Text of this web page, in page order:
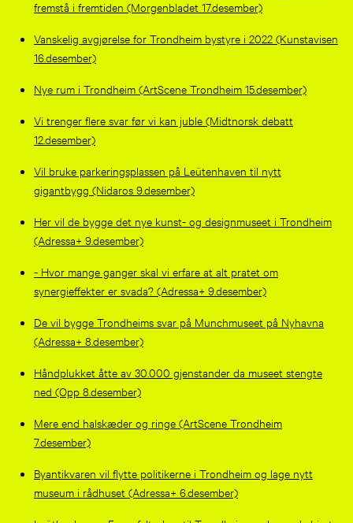
fremstå i fremtiden (Morgenbladet 17.desember)
Vanskelig avgjørelse for Trondheim bystyre i 2022 (Kunstavisen
16.desember)
Nye rum i Trondheim (ArtScene Trondheim 15.desember)
Vi trenger flere svar før vi kan juble (Midtnorsk debatt
12.desember)
Vil bruke parkeringsplassen på Leütenhaven til nytt
gigantbygg (Nidaros 9.desember)
Her vil de bygge det nye kunst- og designmuseet i Trondheim
(Adressa+ 9.desember)
- Hvor mange ganger skal vi erfare at alt pratet om
synergieffekter er svada? (Adressa+ 9.desember)
De vil bygge Trondheims svar på Munchmuseet på Nyhavna
(Adressa+ 8.desember)
Håndplukket åtte av 30.000 gjenstander da museet stengte
ned (Opp 8.desember)
Mere end halskæder og ringe (ArtScene Trondheim
7.desember)
Byantikvaren vil flytte politikerne i Trondheim og lage nytt
museum i rådhuset (Adressa+ 6.desember)